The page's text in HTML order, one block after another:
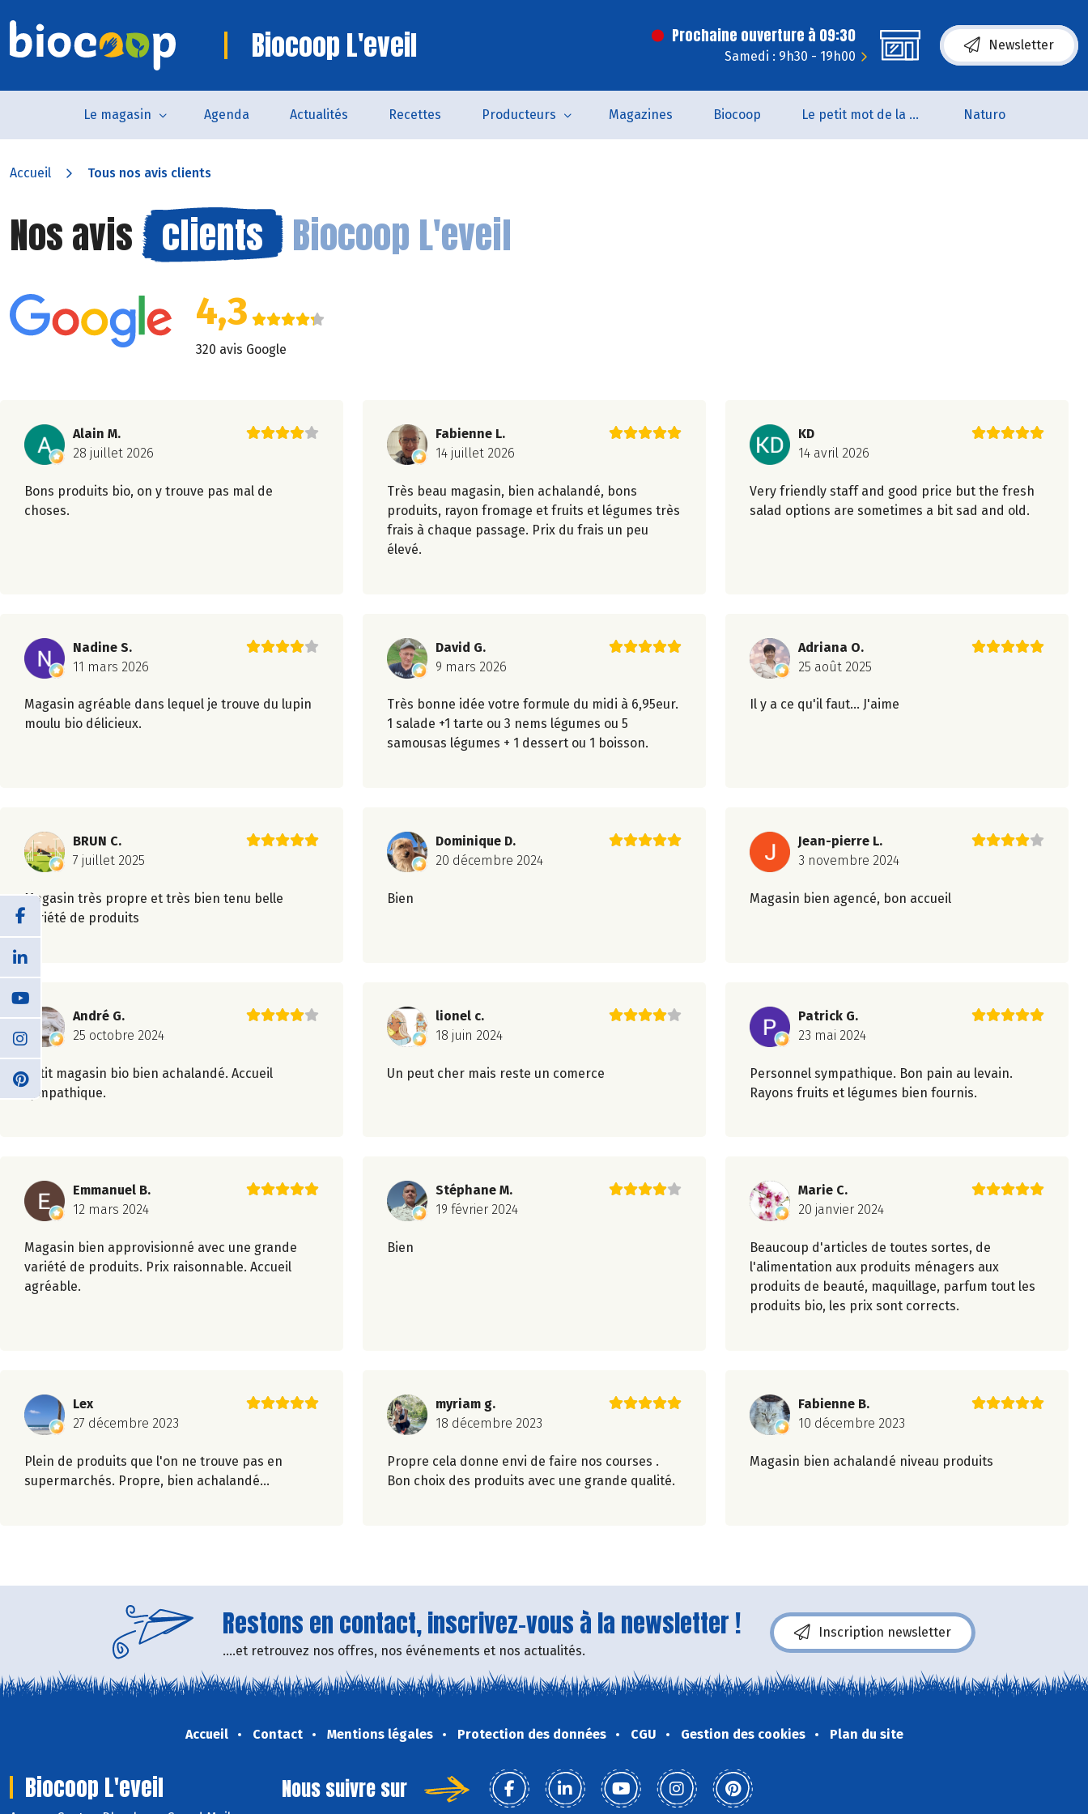
Biocoop L'eveil Prochaine ouverture à 09:30
Samedi : 9h30 - 19h00
Newsletter
Le magasin Agenda Actualités Recettes Producteurs Magazines Biocoop Le petit mot de la naturo Naturo
Accueil Tous nos avis clients
Nos avis clients Biocoop L'eveil
4,3
320 avis Google
Alain M.
28 juillet 2026
Bons produits bio, on y trouve pas mal de
choses.
Fabienne L.
14 juillet 2026
Très beau magasin, bien achalandé, bons
produits, rayon fromage et fruits et légumes très
frais à chaque passage. Prix du frais un peu
élevé.
KD
14 avril 2026
Very friendly staff and good price but the fresh
salad options are sometimes a bit sad and old.
Nadine S.
11 mars 2026
Magasin agréable dans lequel je trouve du lupin
moulu bio délicieux.
David G.
9 mars 2026
Très bonne idée votre formule du midi à 6,95eur.
1 salade +1 tarte ou 3 nems légumes ou 5
samousas légumes + 1 dessert ou 1 boisson.
Adriana O.
25 août 2025
Il y a ce qu'il faut... J'aime
BRUN C.
7 juillet 2025
Magasin très propre et très bien tenu belle
variété de produits
Dominique D.
20 décembre 2024
Bien
Jean-pierre L.
3 novembre 2024
Magasin bien agencé, bon accueil
André G.
25 octobre 2024
Petit magasin bio bien achalandé. Accueil
sympathique.
lionel c.
18 juin 2024
Un peut cher mais reste un comerce
Patrick G.
23 mai 2024
Personnel sympathique. Bon pain au levain.
Rayons fruits et légumes bien fournis.
Emmanuel B.
12 mars 2024
Magasin bien approvisionné avec une grande
variété de produits. Prix raisonnable. Accueil
agréable.
Stéphane M.
19 février 2024
Bien
Marie C.
20 janvier 2024
Beaucoup d'articles de toutes sortes, de
l'alimentation aux produits ménagers aux
produits de beauté, maquillage, parfum tout les
produits bio, les prix sont corrects.
Lex
27 décembre 2023
Plein de produits que l'on ne trouve pas en
supermarchés. Propre, bien achalandé...
myriam g.
18 décembre 2023
Propre cela donne envi de faire nos courses .
Bon choix des produits avec une grande qualité.
Fabienne B.
10 décembre 2023
Magasin bien achalandé niveau produits
Restons en contact, inscrivez-vous à la newsletter !
....et retrouvez nos offres, nos événements et nos actualités.
Inscription newsletter
Accueil Contact Mentions légales Protection des données CGU Gestion des cookies Plan du site
Biocoop L'eveil Nous suivre sur